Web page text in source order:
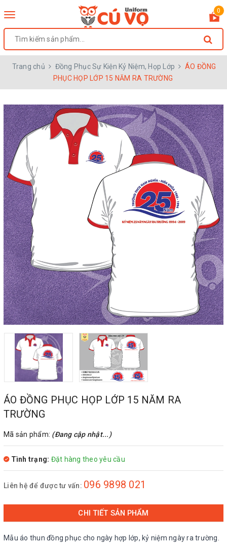
Toggle
0
Trang chủ Đồng Phục Sự Kiện Kỷ Niệm, Họp Lớp
ÁO ĐỒNG
PHỤC HỌP LỚP 15 NĂM RA TRƯỜNG
ÁO ĐỒNG PHỤC HỌP LỚP 15 NĂM RA
TRƯỜNG
Mã sản phẩm: (Đang cập nhật...)
Tình trạng: Đặt hàng theo yêu cầu
Liên hệ để được tư vấn: 096 9898 021
CHI TIẾT SẢN PHẨM
Mẫu áo thun đồng phục cho ngày hợp lớp, kỷ niệm ngày ra trường.